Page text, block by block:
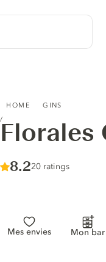
HOME GINS
Florales
Score :
8.2/ 10
20 ratings
Mes envies Mon bar